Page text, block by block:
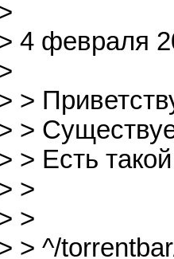
4 февраля
>
>
> Есть
>
>
> ^/